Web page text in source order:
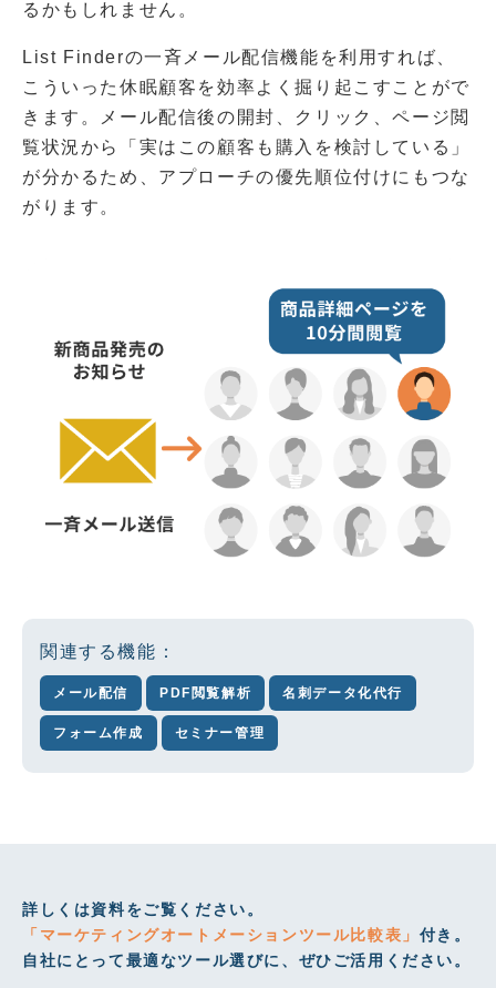
るかもしれません。
List Finderの一斉メール配信機能を利用すれば、
こういった休眠顧客を効率よく掘り起こすことがで
きます。メール配信後の開封、クリック、ページ閲
覧状況から「実はこの顧客も購入を検討している」
が分かるため、アプローチの優先順位付けにもつな
がります。
関連する機能：
メール配信 PDF閲覧解析 名刺データ化代行
フォーム作成 セミナー管理
詳しくは資料をご覧ください。
「マーケティングオートメーションツール比較表」 付き。
自社にとって最適なツール選びに、ぜひご活用ください。